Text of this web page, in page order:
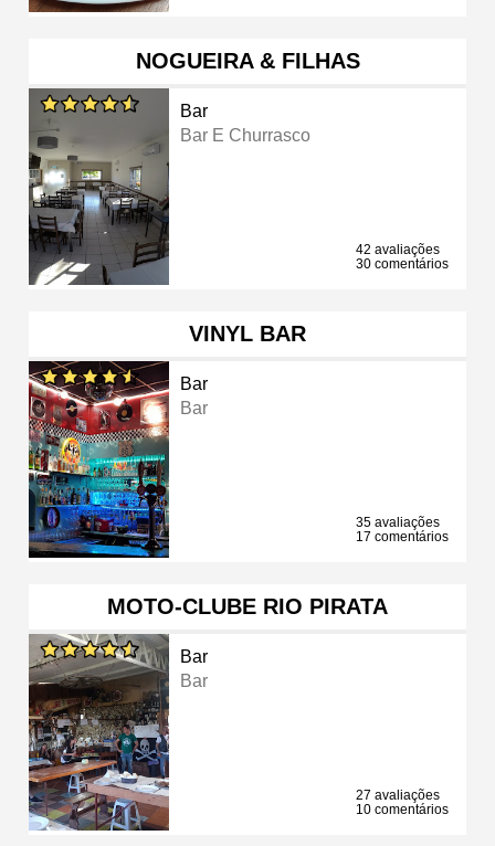
NOGUEIRA & FILHAS
Bar
Bar E Churrasco
42 avaliações
30 comentários
VINYL BAR
Bar
Bar
35 avaliações
17 comentários
MOTO-CLUBE RIO PIRATA
Bar
Bar
27 avaliações
10 comentários